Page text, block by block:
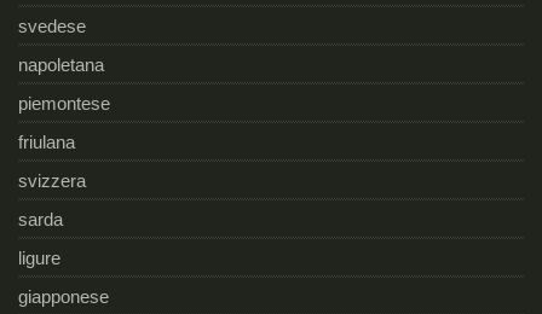
svedese
napoletana
piemontese
friulana
svizzera
sarda
ligure
giapponese